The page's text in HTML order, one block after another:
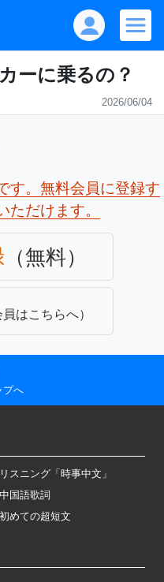
ーに乗るの？
2026/06/04
す。無料会員に登録す
ただけます。
（無料）
員はこちらへ）
プへ
リスニング「時事中文」
中国語歌詞
初めての超短文